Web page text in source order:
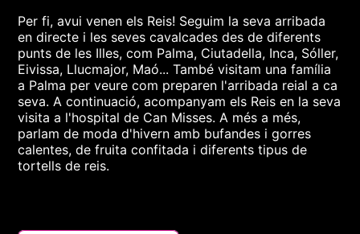
Per fi, avui venen els Reis! Seguim la seva arribada
en directe i les seves cavalcades des de diferents
punts de les Illes, com Palma, Ciutadella, Inca, Sóller,
Eivissa, Llucmajor, Maó... També visitam una família
a Palma per veure com preparen l'arribada reial a ca
seva. A continuació, acompanyam els Reis en la seva
visita a l'hospital de Can Misses. A més a més,
parlam de moda d'hivern amb bufandes i gorres
calentes, de fruita confitada i diferents tipus de
tortells de reis.